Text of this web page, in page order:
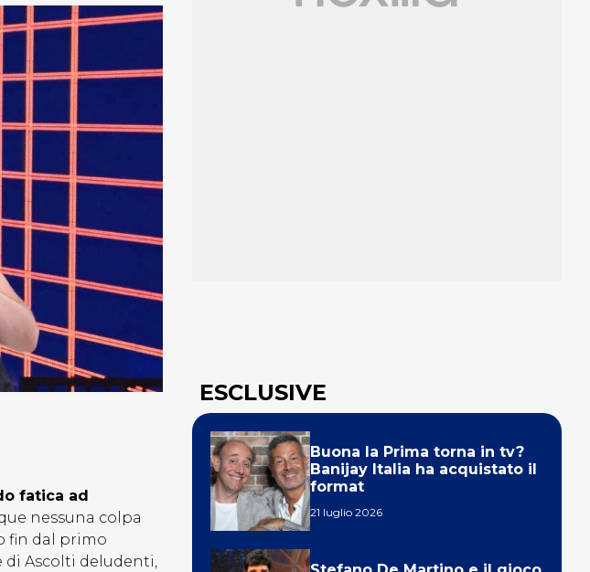
fatica ad
nessuna colpa
fin dal primo
Ascolti deludenti,
ESCLUSIVE
Buona la Prima torna in tv?
Banijay Italia ha acquistato il
format
21 luglio 2026